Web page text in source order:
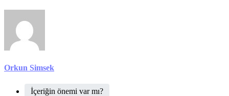
Orkun Simsek
İçeriğin önemi var mı?